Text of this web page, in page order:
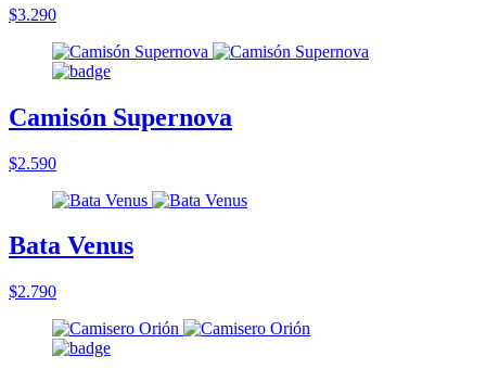
$3.290
Camisón Supernova
$2.590
Bata Venus
$2.790